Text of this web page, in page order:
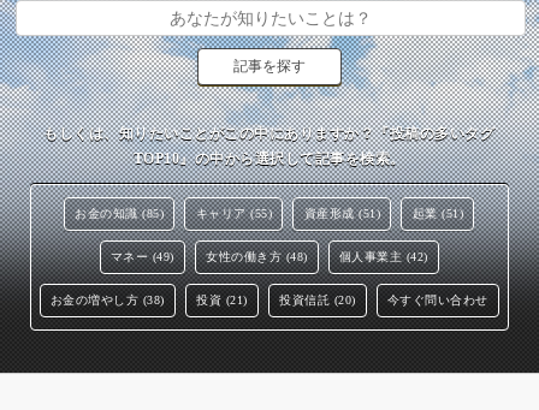
もしくは、知りたいことがこの中にありますか？『投稿の多いタグ
TOP10』の中から選択して記事を検索。
お金の知識 (85) キャリア (55) 資産形成 (51) 起業 (51)
マネー (49) 女性の働き方 (48) 個人事業主 (42)
お金の増やし方 (38) 投資 (21) 投資信託 (20) 今すぐ問い合わせ